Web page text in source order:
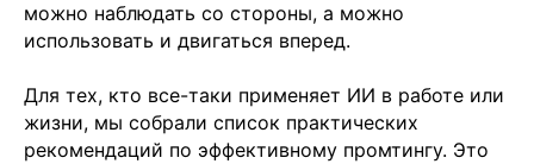
можно наблюдать со стороны, а можно
использовать и двигаться вперед.
Для тех, кто все-таки применяет ИИ в работе или
жизни, мы собрали список практических
рекомендаций по эффективному промтингу. Это